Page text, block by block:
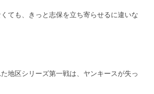
ても、きっと志保を立ち寄らせるに違いな
地区シリーズ第一戦は、ヤンキースが失っ